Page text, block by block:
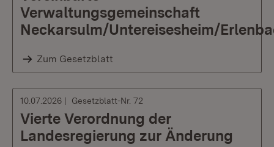
Verwaltungsgemeinschaft
Neckarsulm/Untereisesheim/
Zum Gesetzblatt
10.07.2026 Gesetzblatt-Nr. 72
Vierte Verordnung der
Landesregierung zur Änderung